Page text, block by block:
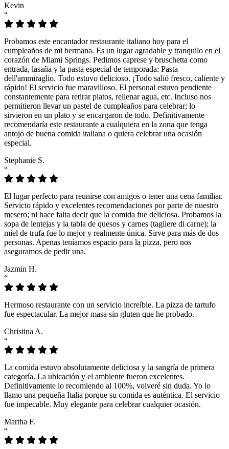
Kevin
“
Probamos este encantador restaurante italiano hoy para el
cumpleaños de mi hermana. Es un lugar agradable y tranquilo en el
corazón de Miami Springs. Pedimos caprese y bruschetta como
entrada, lasaña y la pasta especial de temporada: Pasta
dell'ammiraglio. Todo estuvo delicioso. ¡Todo salió fresco, caliente y
rápido! El servicio fue maravilloso. El personal estuvo pendiente
constantemente para retirar platos, rellenar agua, etc. Incluso nos
permitieron llevar un pastel de cumpleaños para celebrar; lo
sirvieron en un plato y se encargaron de todo. Definitivamente
recomendaría este restaurante a cualquiera en la zona que tenga
antojo de buena comida italiana o quiera celebrar una ocasión
especial.
Stephanie S.
“
El lugar perfecto para reunirse con amigos o tener una cena familiar.
Servicio rápido y excelentes recomendaciones por parte de nuestro
mesero; ni hace falta decir que la comida fue deliciosa. Probamos la
sopa de lentejas y la tabla de quesos y carnes (tagliere di carne); la
miel de trufa fue lo mejor y realmente única. Sirve para más de dos
personas. Apenas teníamos espacio para la pizza, pero nos
aseguramos de pedir una.
Jazmin H.
“
Hermoso restaurante con un servicio increíble. La pizza de tartufo
fue espectacular. La mejor masa sin gluten que he probado.
Christina A.
“
La comida estuvo absolutamente deliciosa y la sangría de primera
categoría. La ubicación y el ambiente fueron excelentes.
Definitivamente lo recomiendo al 100%, volveré sin duda. Yo lo
llamo una pequeña Italia porque su comida es auténtica. El servicio
fue impecable. Muy elegante para celebrar cualquier ocasión.
Martha F.
“